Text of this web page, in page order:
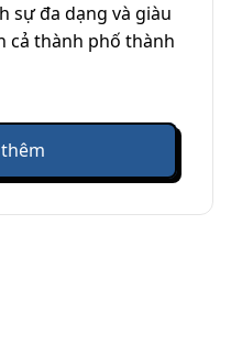
sự đa dạng và giàu
cả thành phố thành